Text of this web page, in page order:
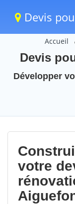
Devis
Accueil
Devis
Développer
votre